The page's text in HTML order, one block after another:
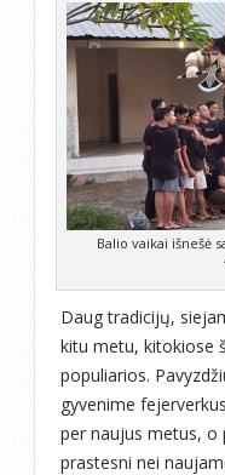
Balio vaikai išnešė
Daug tradicijų,
kitu metu, kitokiose
populiarios.
gyvenime
per naujus metus, o
prastesni nei